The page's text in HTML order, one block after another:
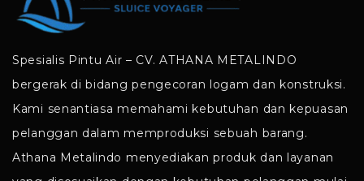
Spesialis Pintu Air – CV. ATHANA METALINDO
bergerak di bidang pengecoran logam dan konstruksi.
Kami senantiasa memahami kebutuhan dan kepuasan
pelanggan dalam memproduksi sebuah barang.
Athana Metalindo menyediakan produk dan layanan